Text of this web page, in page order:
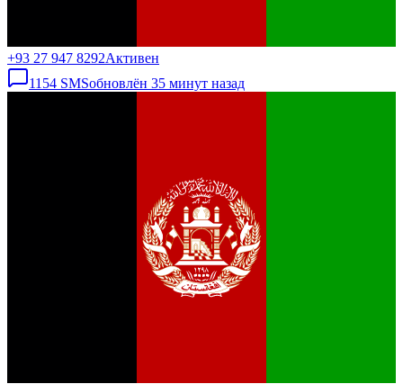
+93 27 947 8292Активен
1154 SMSобновлён 35 минут назад